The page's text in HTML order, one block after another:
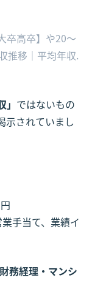
卒高卒】や20～
推移｜平均年収.
」 ではないもの
示されていまし
手当て、業績イ
務経理・マンシ